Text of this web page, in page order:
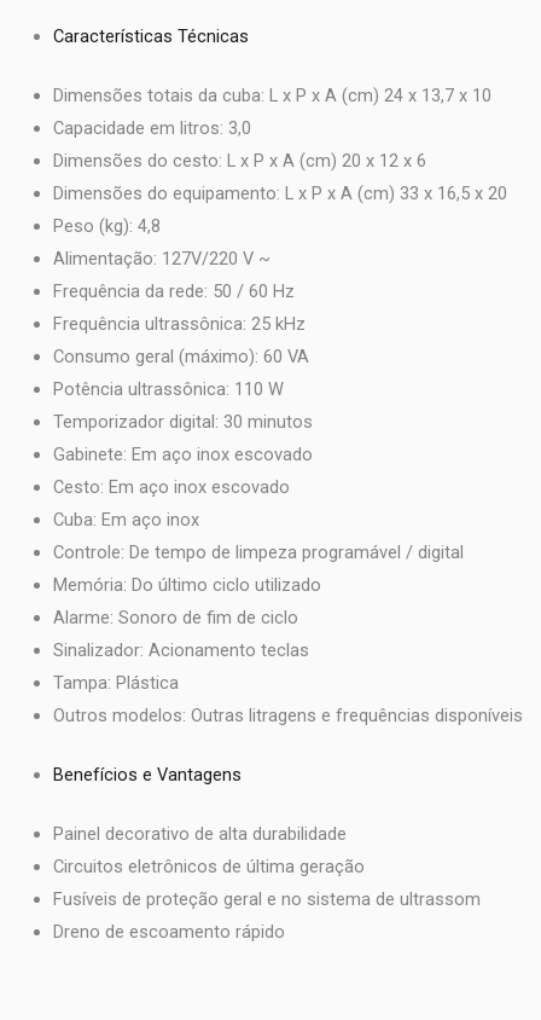
Características Técnicas
Dimensões totais da cuba: L x P x A (cm) 24 x 13,7 x 10
Capacidade em litros: 3,0
Dimensões do cesto: L x P x A (cm) 20 x 12 x 6
Dimensões do equipamento: L x P x A (cm) 33 x 16,5 x 20
Peso (kg): 4,8
Alimentação: 127V/220 V ~
Frequência da rede: 50 / 60 Hz
Frequência ultrassônica: 25 kHz
Consumo geral (máximo): 60 VA
Potência ultrassônica: 110 W
Temporizador digital: 30 minutos
Gabinete: Em aço inox escovado
Cesto: Em aço inox escovado
Cuba: Em aço inox
Controle: De tempo de limpeza programável / digital
Memória: Do último ciclo utilizado
Alarme: Sonoro de fim de ciclo
Sinalizador: Acionamento teclas
Tampa: Plástica
Outros modelos: Outras litragens e frequências disponíveis
Benefícios e Vantagens
Painel decorativo de alta durabilidade
Circuitos eletrônicos de última geração
Fusíveis de proteção geral e no sistema de ultrassom
Dreno de escoamento rápido